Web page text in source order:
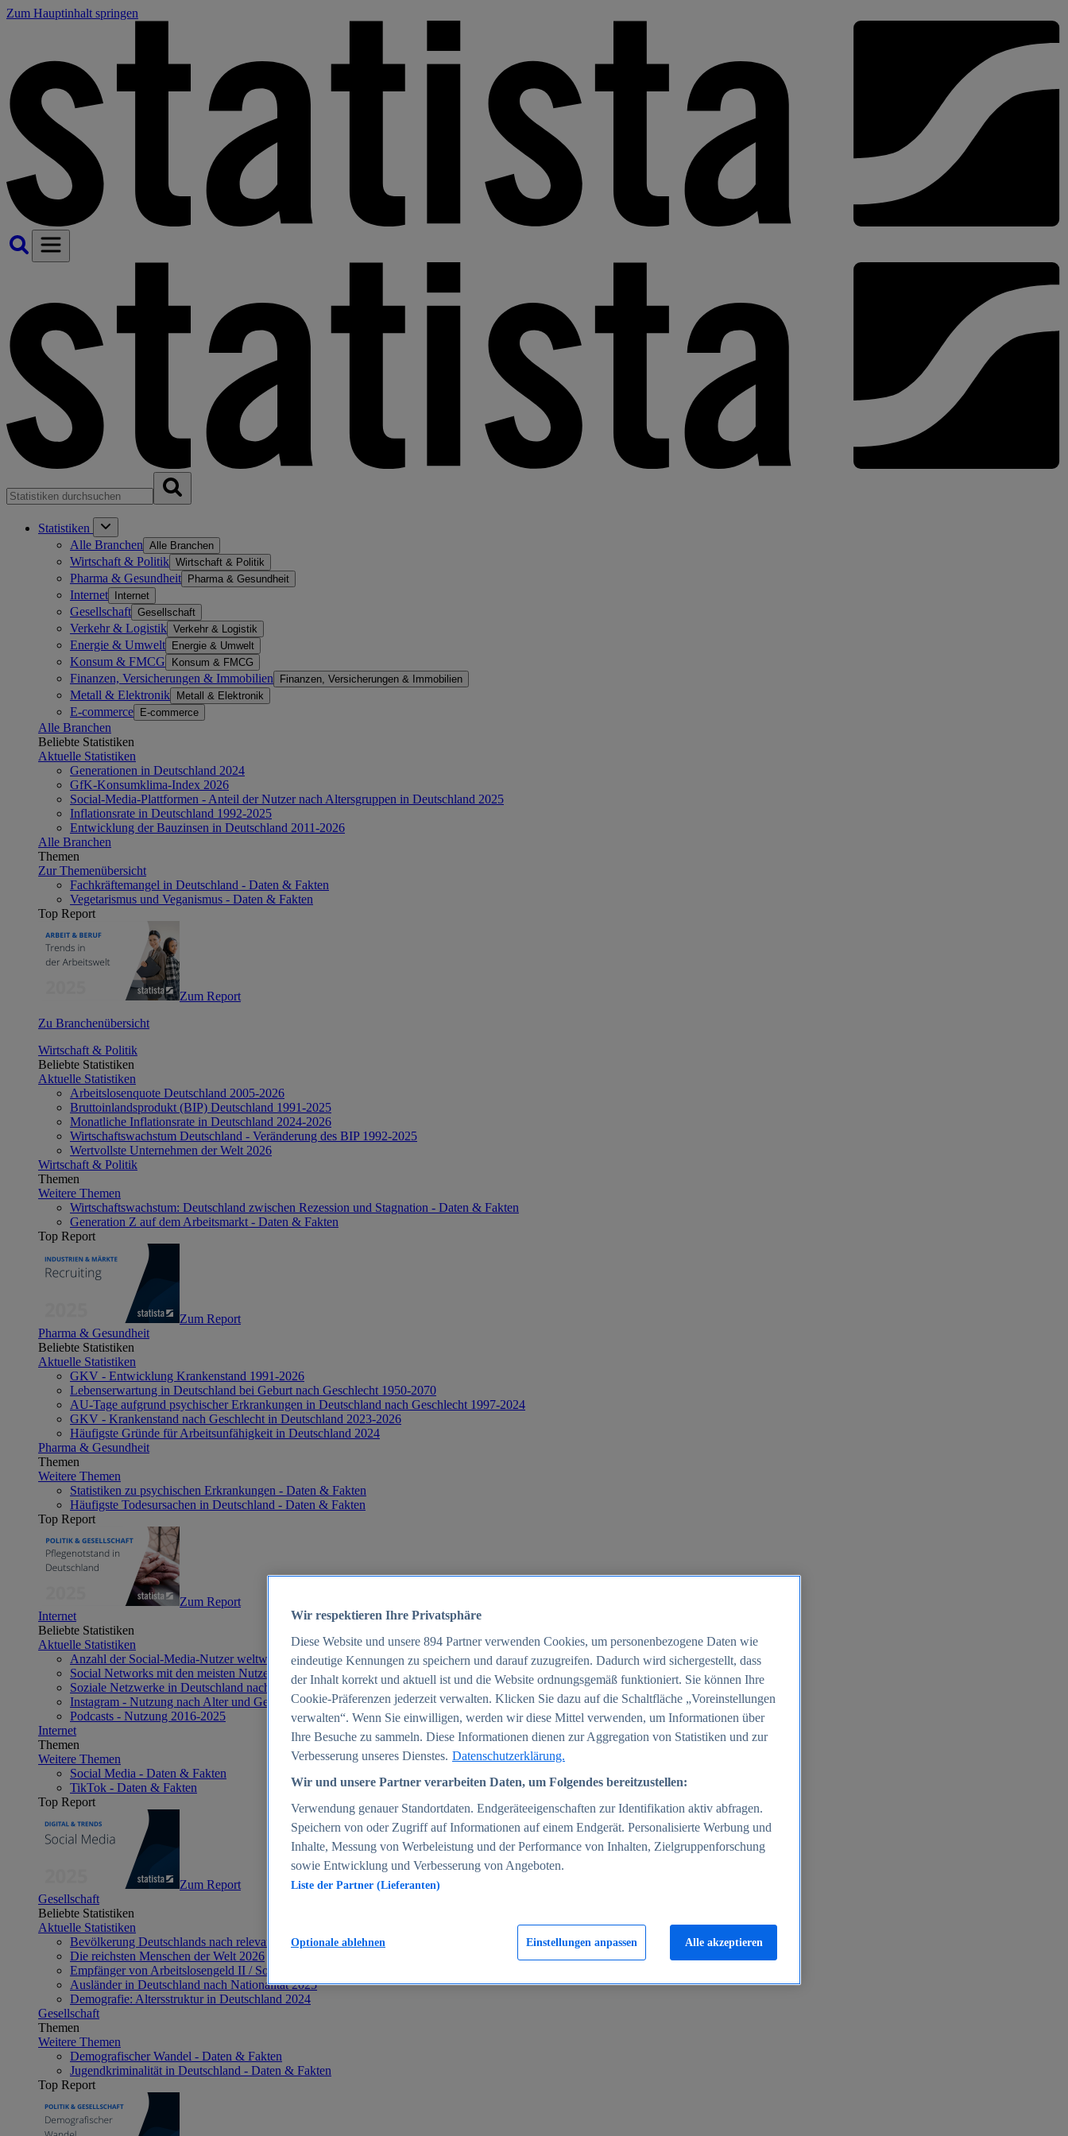
Zum Hauptinhalt springen
Statistiken
Alle Branchen Alle Branchen
Wirtschaft & Politik Wirtschaft & Politik
Pharma & Gesundheit Pharma & Gesundheit
Internet Internet
Gesellschaft Gesellschaft
Verkehr & Logistik Verkehr & Logistik
Energie & Umwelt Energie & Umwelt
Konsum & FMCG Konsum & FMCG
Finanzen, Versicherungen & Immobilien Finanzen, Versicherungen & Immobilien
Metall & Elektronik Metall & Elektronik
E-commerce E-commerce
Alle Branchen
Beliebte Statistiken
Aktuelle Statistiken
Generationen in Deutschland 2024
GfK-Konsumklima-Index 2026
Social-Media-Plattformen - Anteil der Nutzer nach Altersgruppen in Deutschland 2025
Inflationsrate in Deutschland 1992-2025
Entwicklung der Bauzinsen in Deutschland 2011-2026
Alle Branchen
Themen
Zur Themenübersicht
Fachkräftemangel in Deutschland - Daten & Fakten
Vegetarismus und Veganismus - Daten & Fakten
Top Report
Zum Report
Zu Branchenübersicht
Wirtschaft & Politik
Beliebte Statistiken
Aktuelle Statistiken
Arbeitslosenquote Deutschland 2005-2026
Bruttoinlandsprodukt (BIP) Deutschland 1991-2025
Monatliche Inflationsrate in Deutschland 2024-2026
Wirtschaftswachstum Deutschland - Veränderung des BIP 1992-2025
Wertvollste Unternehmen der Welt 2026
Wirtschaft & Politik
Themen
Weitere Themen
Wirtschaftswachstum: Deutschland zwischen Rezession und Stagnation - Daten & Fakten
Generation Z auf dem Arbeitsmarkt - Daten & Fakten
Top Report
Zum Report
Pharma & Gesundheit
Beliebte Statistiken
Aktuelle Statistiken
GKV - Entwicklung Krankenstand 1991-2026
Lebenserwartung in Deutschland bei Geburt nach Geschlecht 1950-2070
AU-Tage aufgrund psychischer Erkrankungen in Deutschland nach Geschlecht 1997-2024
GKV - Krankenstand nach Geschlecht in Deutschland 2023-2026
Häufigste Gründe für Arbeitsunfähigkeit in Deutschland 2024
Pharma & Gesundheit
Themen
Weitere Themen
Statistiken zu psychischen Erkrankungen - Daten & Fakten
Häufigste Todesursachen in Deutschland - Daten & Fakten
Top Report
Zum Report
Internet
Beliebte Statistiken
Aktuelle Statistiken
Anzahl der Social-Media-Nutzer weltweit 2012-2025
Social Networks mit den meisten Nutzern weltweit 2025
Soziale Netzwerke in Deutschland nach Generationen 2025
Instagram - Nutzung nach Alter und Geschlecht in Deutschland 2025
Podcasts - Nutzung 2016-2025
Internet
Themen
Weitere Themen
Social Media - Daten & Fakten
TikTok - Daten & Fakten
Top Report
Zum Report
Gesellschaft
Beliebte Statistiken
Aktuelle Statistiken
Bevölkerung Deutschlands nach relevanten Altersgruppen 2024
Die reichsten Menschen der Welt 2026
Empfänger von Arbeitslosengeld II / Sozialgeld / Bürgergeld in Deutschland 2005-2025
Ausländer in Deutschland nach Nationalität 2025
Demografie: Altersstruktur in Deutschland 2024
Gesellschaft
Themen
Weitere Themen
Demografischer Wandel - Daten & Fakten
Jugendkriminalität in Deutschland - Daten & Fakten
Top Report
Wir respektieren Ihre Privatsphäre
Diese Website und unsere 894 Partner verwenden Cookies, um personenbezogene Daten wie
eindeutige Kennungen zu speichern und darauf zuzugreifen. Dadurch wird sichergestellt, dass
der Inhalt korrekt und aktuell ist und die Website ordnungsgemäß funktioniert. Sie können Ihre
Cookie-Präferenzen jederzeit verwalten. Klicken Sie dazu auf die Schaltfläche „Voreinstellungen
verwalten“. Wenn Sie einwilligen, werden wir diese Mittel verwenden, um Informationen über
Ihre Besuche zu sammeln. Diese Informationen dienen zur Aggregation von Statistiken und zur
Verbesserung unseres Dienstes. Datenschutzerklärung.
Wir und unsere Partner verarbeiten Daten, um Folgendes bereitzustellen:
Verwendung genauer Standortdaten. Endgeräteeigenschaften zur Identifikation aktiv abfragen.
Speichern von oder Zugriff auf Informationen auf einem Endgerät. Personalisierte Werbung und
Inhalte, Messung von Werbeleistung und der Performance von Inhalten, Zielgruppenforschung
sowie Entwicklung und Verbesserung von Angeboten.
Liste der Partner (Lieferanten)
Einstellungen anpassen
Optionale ablehnen Alle akzeptieren